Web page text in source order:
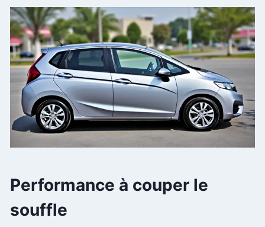
Performance à couper le
souffle